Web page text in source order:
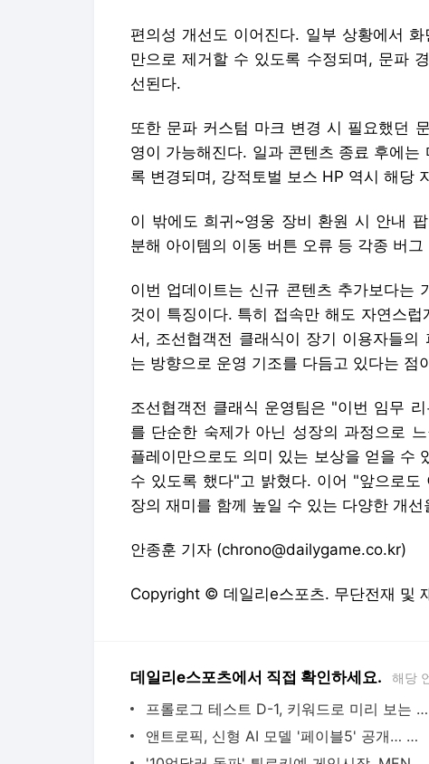
편의성 개선도 이어진다. 일부 상황에서
만으로 제거할 수 있도록 수정되며, 문파
선된다.
또한 문파 커스텀 마크 변경 시 필요했던
영이 가능해진다. 일과 콘텐츠 종료 후에
록 변경되며, 강적토벌 보스 HP 역시 해당
이 밖에도 희귀~영웅 장비 환원 시 안내
분해 아이템의 이동 버튼 오류 등 각종 버
이번 업데이트는 신규 콘텐츠 추가보다는
것이 특징이다. 특히 접속만 해도 자연스
서, 조선협객전 클래식이 장기 이용자들
는 방향으로 운영 기조를 다듬고 있다는 점
조선협객전 클래식 운영팀은 "이번 임무
를 단순한 숙제가 아닌 성장의 과정으로
플레이만으로도 의미 있는 보상을 얻을 수
수 있도록 했다"고 밝혔다. 이어 "앞으로
장의 재미를 함께 높일 수 있는 다양한 개
안종훈 기자 (chrono@dailygame.co.kr)
Copyright © 데일리e스포츠. 무단전재 및
데일리e스포츠에서 직접 확인하세요. 해당
프롤로그 테스트 D-1, 키워드로 미리 보는 '리밋 제로 브레이커스'
앤트로픽, 신형 AI 모델 '페이블5' 공개… 보안용 '미토스5'도 선보여